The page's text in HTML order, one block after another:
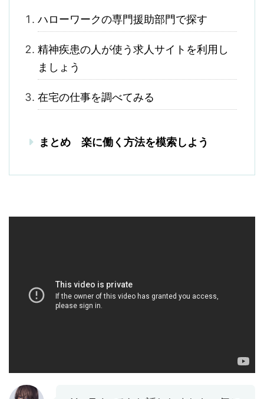
ハローワークの専門援助部門で探す
精神疾患の人が使う求人サイトを利用し
ましょう
在宅の仕事を調べてみる
まとめ 楽に働く方法を模索しよう